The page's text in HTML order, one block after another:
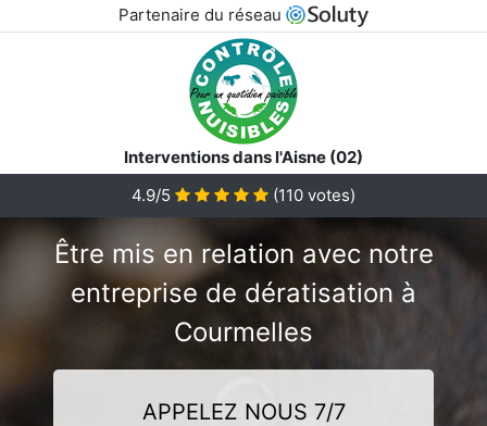
Partenaire du réseau
Interventions dans l'Aisne (02)
4.9/5
(110 votes)
Être mis en relation avec notre
entreprise de dératisation à
Courmelles
APPELEZ NOUS 7/7